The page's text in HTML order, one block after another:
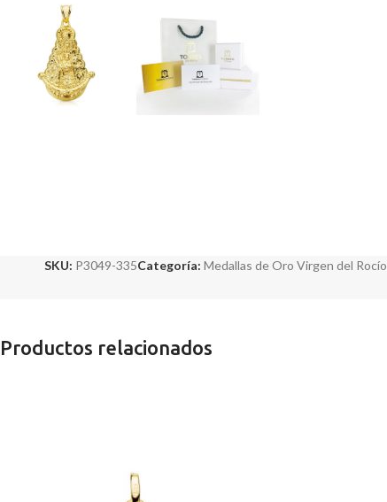
SKU: P3049-335Categoría: Medallas de Oro Virgen del Rocío
Productos relacionados